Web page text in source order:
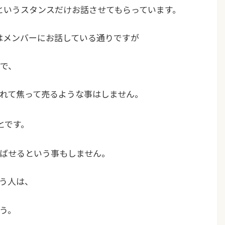
うスタンスだけお話させてもらっています。
ンバーにお話している通りですが
、
焦って売るような事はしません。
す。
せるという事もしません。
人は、
。